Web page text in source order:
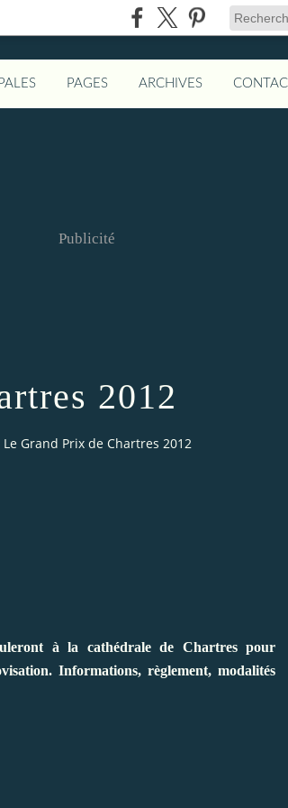
PAGES ARCHIVES
Publicité
2012
Le Grand Prix de Chartres 2012
à la cathédrale de Chartres pour
Informations, règlement, modalités